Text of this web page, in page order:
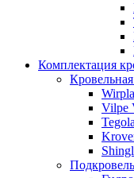
Комплектация
Vilpe
Tegola